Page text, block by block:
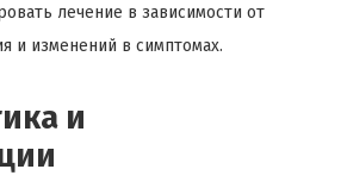
лечение в зависимости от
и изменений в симптомах.
и